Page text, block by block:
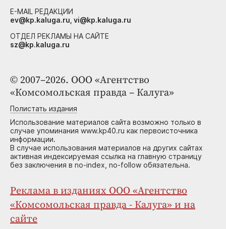
© 2007–2026. ООО «Агентство
«Комсомольская правда – Калуга»
Полистать издания
Использование материалов сайта возможно только в
случае упоминания www.kp40.ru как первоисточника
информации.
В случае использования материалов на других сайтах
активная индексируемая ссылка на главную страницу
без заключения в no-index, no-follow обязательна.
Реклама в изданиях ООО «Агентство
«Комсомольская правда - Калуга» и на
сайте
E-MAIL РЕДАКЦИИ
ev@kp.kaluga.ru, vi@kp.kaluga.ru
ОТДЕЛ РЕКЛАМЫ НА САЙТЕ
sz@kp.kaluga.ru